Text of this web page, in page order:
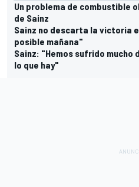
Un problema de combustible
de Sainz
Sainz no descarta la victoria
posible mañana"
Sainz: "Hemos sufrido
lo que hay"